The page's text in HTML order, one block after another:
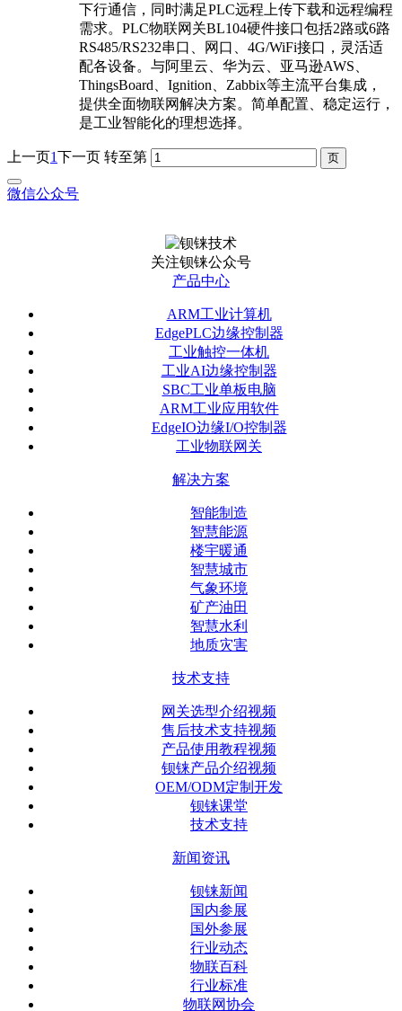
下行通信，同时满足PLC远程上传下载和远程编程
需求。PLC物联网关BL104硬件接口包括2路或6路
RS485/RS232串口、网口、4G/WiFi接口，灵活适
配各设备。与阿里云、华为云、亚马逊AWS、
ThingsBoard、Ignition、Zabbix等主流平台集成，
提供全面物联网解决方案。简单配置、稳定运行，
是工业智能化的理想选择。
上一页1下一页 转至第
微信公众号
关注钡铼公众号
产品中心
ARM工业计算机
EdgePLC边缘控制器
工业触控一体机
工业AI边缘控制器
SBC工业单板电脑
ARM工业应用软件
EdgeIO边缘I/O控制器
工业物联网关
解决方案
智能制造
智慧能源
楼宇暖通
智慧城市
气象环境
矿产油田
智慧水利
地质灾害
技术支持
网关选型介绍视频
售后技术支持视频
产品使用教程视频
钡铼产品介绍视频
OEM/ODM定制开发
钡铼课堂
技术支持
新闻资讯
钡铼新闻
国内参展
国外参展
行业动态
物联百科
行业标准
物联网协会